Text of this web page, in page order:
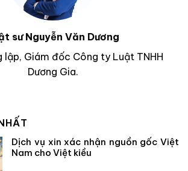
sư Nguyễn Văn Dương
lập, Giám đốc Công ty Luật TNHH
Dương Gia.
Dịch vụ xin xác nhận nguồn gốc Việt
Nam cho Việt kiều